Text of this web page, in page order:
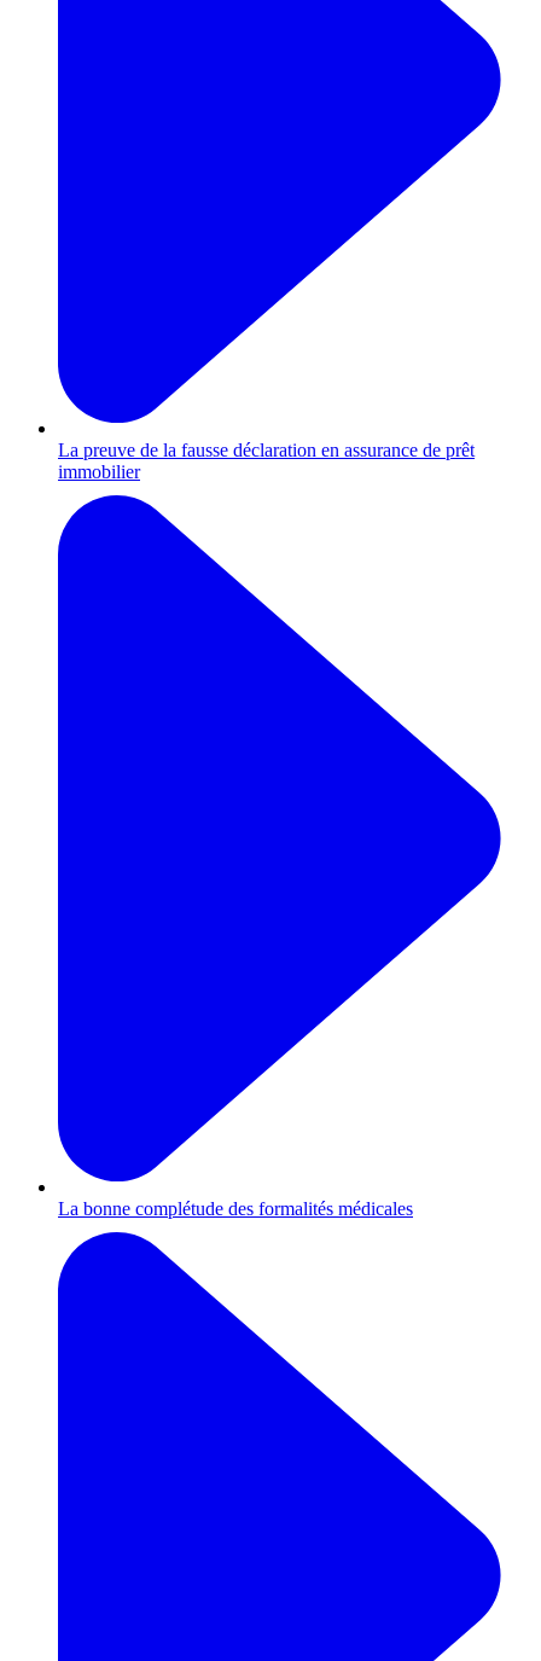
La preuve de la fausse déclaration en assurance de prêt
immobilier
La bonne complétude des formalités médicales